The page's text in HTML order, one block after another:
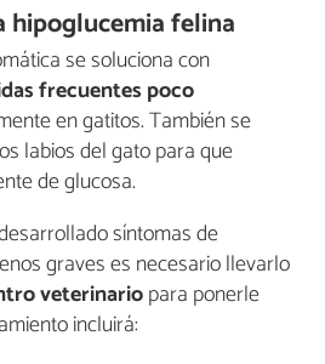
felina
se soluciona con
frecuentes poco
en gatitos. También se
labios del gato para que
de glucosa.
síntomas de
graves es necesario llevarlo
veterinariopara ponerle
incluirá: